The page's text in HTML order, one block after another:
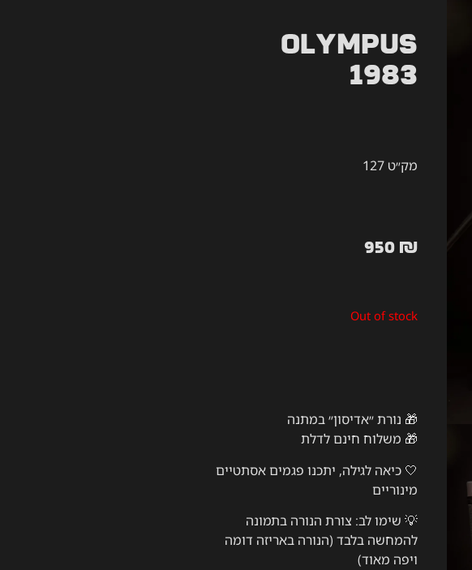
Olympus
1983
מק״ט 127
950 ₪
Out of stock
🎁 נורת ״אדיסון״ במתנה
🎁 משלוח חינם לדלת
🤍 כיאה לגילה, יתכנו פגמים אסתטיים
מינוריים
💡 שימו לב: צורת הנורה בתמונה
להמחשה בלבד (הנורה באריזה דומה
ויפה מאוד)